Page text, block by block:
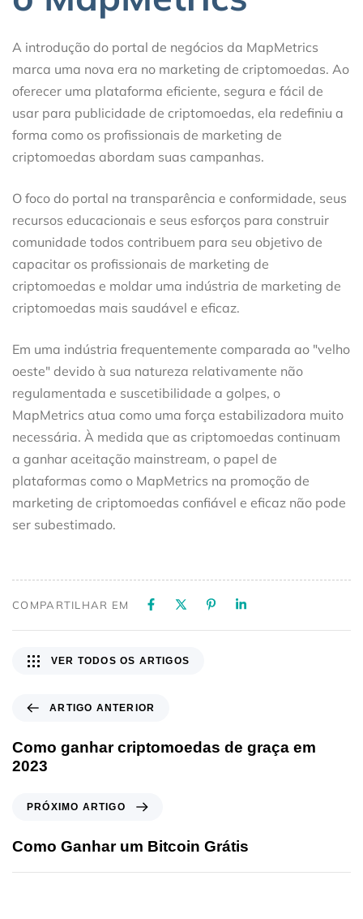
A introdução do portal de negócios da MapMetrics
marca uma nova era no marketing de criptomoedas. Ao
oferecer uma plataforma eficiente, segura e fácil de
usar para publicidade de criptomoedas, ela redefiniu a
forma como os profissionais de marketing de
criptomoedas abordam suas campanhas.
O foco do portal na transparência e conformidade, seus
recursos educacionais e seus esforços para construir
comunidade todos contribuem para seu objetivo de
capacitar os profissionais de marketing de
criptomoedas e moldar uma indústria de marketing de
criptomoedas mais saudável e eficaz.
Em uma indústria frequentemente comparada ao "velho
oeste" devido à sua natureza relativamente não
regulamentada e suscetibilidade a golpes, o
MapMetrics atua como uma força estabilizadora muito
necessária. À medida que as criptomoedas continuam
a ganhar aceitação mainstream, o papel de
plataformas como o MapMetrics na promoção de
marketing de criptomoedas confiável e eficaz não pode
ser subestimado.
COMPARTILHAR EM
ARTIGO ANTERIOR
Como ganhar criptomoedas de graça em
2023
VER TODOS OS ARTIGOS
PRÓXIMO ARTIGO
Como Ganhar um Bitcoin Grátis